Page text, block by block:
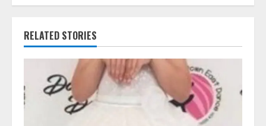
u
R
RELATED STORIES